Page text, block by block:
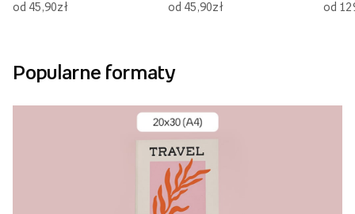
od 45,90zł
od 45,90zł
od
Popularne formaty